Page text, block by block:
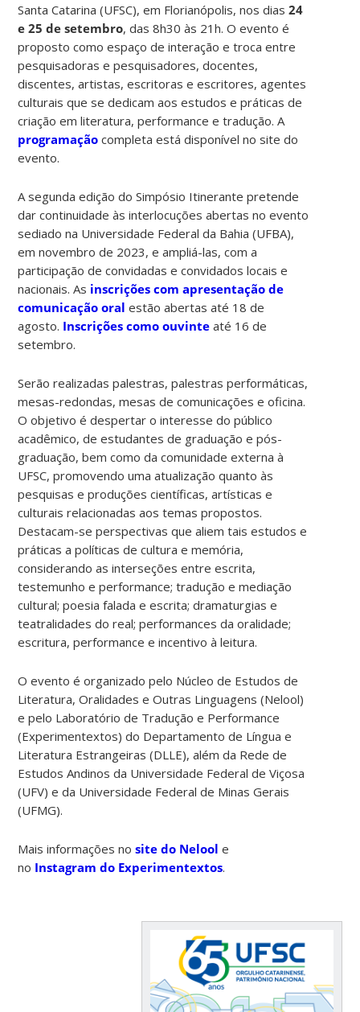
Santa Catarina (UFSC), em Florianópolis, nos dias 24
e 25 de setembro, das 8h30 às 21h. O evento é
proposto como espaço de interação e troca entre
pesquisadoras e pesquisadores, docentes,
discentes, artistas, escritoras e escritores, agentes
culturais que se dedicam aos estudos e práticas de
criação em literatura, performance e tradução. A
programação completa está disponível no site do
evento.
A segunda edição do Simpósio Itinerante pretende
dar continuidade às interlocuções abertas no evento
sediado na Universidade Federal da Bahia (UFBA),
em novembro de 2023, e ampliá-las, com a
participação de convidadas e convidados locais e
nacionais. As inscrições com apresentação de
comunicação oral estão abertas até 18 de
agosto. Inscrições como ouvinte até 16 de
setembro.
Serão realizadas palestras, palestras performáticas,
mesas-redondas, mesas de comunicações e oficina.
O objetivo é despertar o interesse do público
acadêmico, de estudantes de graduação e pós-
graduação, bem como da comunidade externa à
UFSC, promovendo uma atualização quanto às
pesquisas e produções científicas, artísticas e
culturais relacionadas aos temas propostos.
Destacam-se perspectivas que aliem tais estudos e
práticas a políticas de cultura e memória,
considerando as interseções entre escrita,
testemunho e performance; tradução e mediação
cultural; poesia falada e escrita; dramaturgias e
teatralidades do real; performances da oralidade;
escritura, performance e incentivo à leitura.
O evento é organizado pelo Núcleo de Estudos de
Literatura, Oralidades e Outras Linguagens (Nelool)
e pelo Laboratório de Tradução e Performance
(Experimentextos) do Departamento de Língua e
Literatura Estrangeiras (DLLE), além da Rede de
Estudos Andinos da Universidade Federal de Viçosa
(UFV) e da Universidade Federal de Minas Gerais
(UFMG).
Mais informações nosite do Nelool e
no Instagram do Experimentextos.